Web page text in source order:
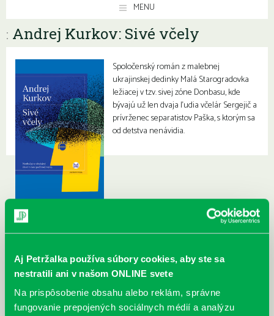
Aj Petržalka používa súbory cookies, aby ste sa
nestratili ani v našom ONLINE svete
Na prispôsobenie obsahu alebo reklám, správne
fungovanie prepojených sociálnych médií a analýzu
MENU
: Andrej Kurkov: Sivé včely
Spoločenský román z malebnej
ukrajinskej dedinky Malá Starogradovka
ležiacej v tzv. sivej zóne Donbasu, kde
bývajú už len dvaja ľudia včelár Sergejič a
prívrženec separatistov Paška, s ktorým sa
od detstva nenávidia.